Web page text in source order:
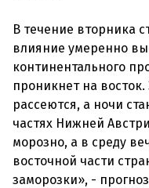
В течение вторника
влияние умеренно
континентального
проникнет на восток.
рассеются, а ночи
частях Нижней
морозно, а в среду
восточной части
заморозки», -